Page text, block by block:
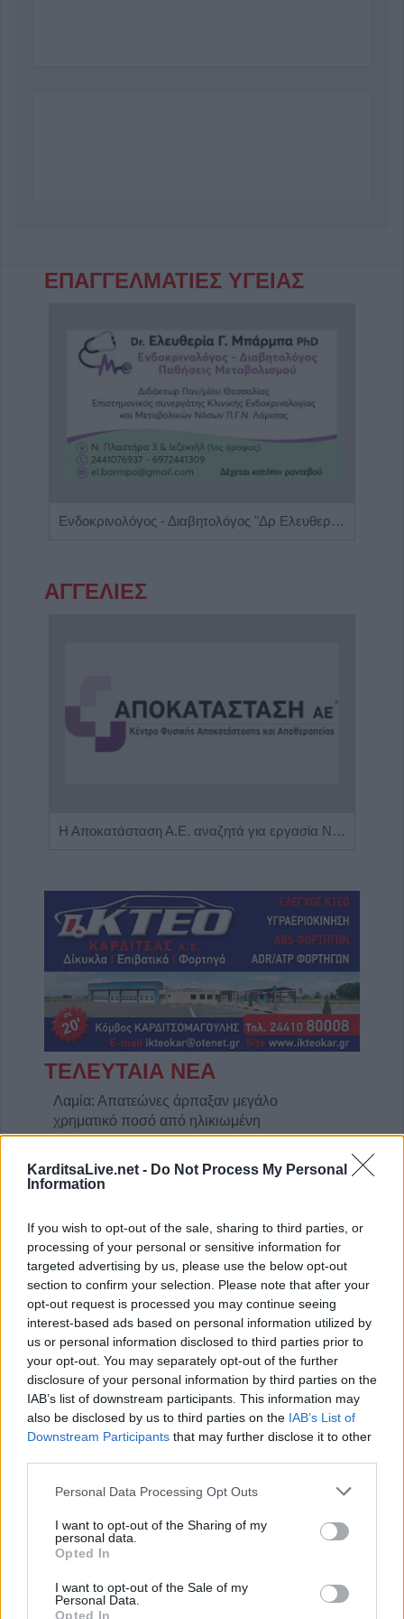
KarditsaLive.net - Do Not Process My Personal
Information
If you wish to opt-out of the sale, sharing to third parties, or
processing of your personal or sensitive information for
targeted advertising by us, please use the below opt-out
section to confirm your selection. Please note that after your
opt-out request is processed you may continue seeing
interest-based ads based on personal information utilized by
us or personal information disclosed to third parties prior to
your opt-out. You may separately opt-out of the further
disclosure of your personal information by third parties on the
IAB’s list of downstream participants. This information may
also be disclosed by us to third parties on the IAB’s List of
Downstream Participants that may further disclose it to other
Personal Data Processing Opt Outs
I want to opt-out of the Sharing of my
personal data.
Opted In
I want to opt-out of the Sale of my
Personal Data.
Opted In
ΕΠΑΓΓΕΛΜΑΤΙΕΣ ΥΓΕΙΑΣ
Ενδοκρινολόγος - Διαβητολόγος "Δρ Ελευθερία Γ. Μπάρμπα"
ΑΓΓΕΛΙΕΣ
Η Αποκατάσταση Α.Ε. αναζητά για εργασία Νοσηλευτές και Βοηθούς Νοσηλευτές
ΤΕΛΕΥΤΑΙΑ ΝΕΑ
Λαμία: Απατεώνες άρπαξαν μεγάλο
χρηματικό ποσό από ηλικιωμένη
Τοποθετήθηκε ο νέος χλοοτάπητας στο
Δημοτικό Γήπεδο Μουζακίου (+Φώτο)
Μονοτεχνική Καρδίτσας: Η no1 επιλογή σε
ανακαινίσεις εσωτερικών και εξωτερικών
χώρων!
7 Αυγούστου 2026, 20:48
ΑΑΔΕ: Άνοιξε ξανά το σύστημα ΕΑΕ 2025
για διορθώσεις και συμπληρώσεις στοιχείων
από τους παραγωγούς
7 Αυγούστου 2026, 20:45
Σφοδρό μπουρίνι στο Ζάρκο Τρικάλων –
επενδύσεις 263,5 εκατ. ευρώ
7 Αυγούστου 2026, 19:41
Καταβλήθηκαν 33,58 εκατ. ευρώ σε 67.746
δικαιούχους για την αγορά λιπασμάτων